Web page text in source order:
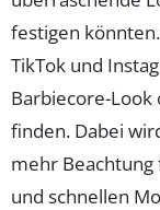
festigen
TikTok und
Barbiecore-
finden. Dabei
mehr Beachtung
und schnellen